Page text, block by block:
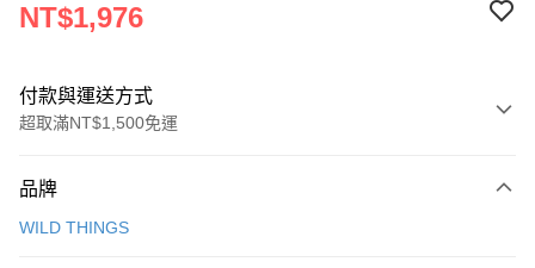
NT$1,976
付款與運送方式
超取滿NT$1,500免運
信用卡一次付款
品牌
WILD THINGS